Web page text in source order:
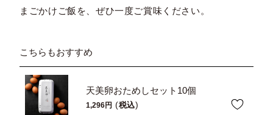
まごかけご飯を、ぜひ一度ご賞味ください。
こちらもおすすめ
天美卵おためしセット10個
1,296 税込